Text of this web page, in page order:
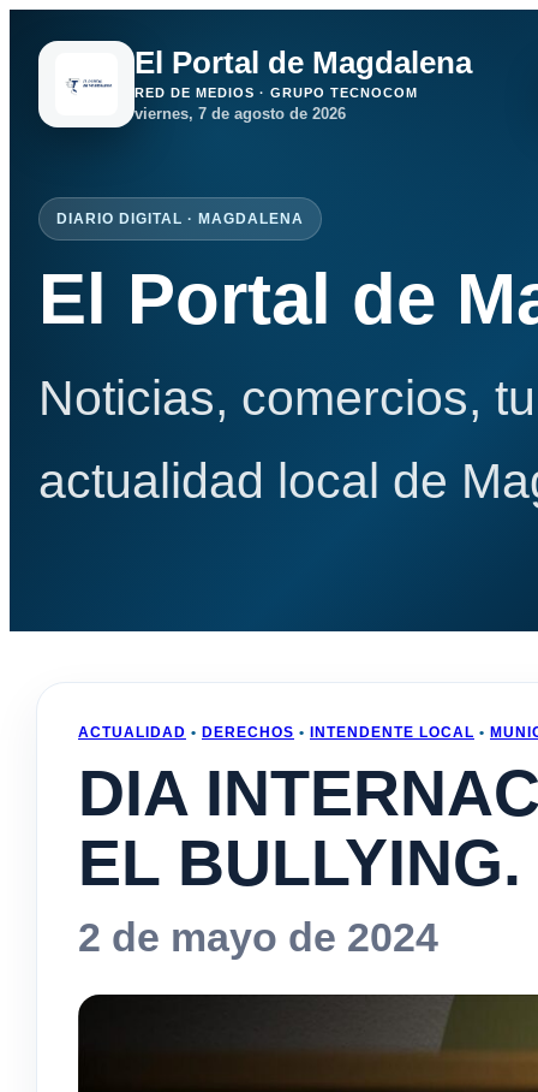
El Portal de Magdalena
RED DE MEDIOS · GRUPO TECNOCOM
viernes, 7 de agosto de 2026
DIARIO DIGITAL · MAGDALENA
El Portal de
Noticias, comercios,
actualidad local de
ACTUALIDAD • DERECHOS • INTENDENTE LOCAL •
DIA
EL
2 de mayo de 2024